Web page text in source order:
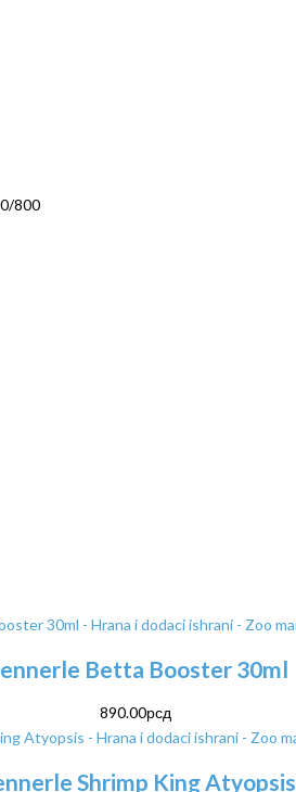
800
Betta Booster 30ml
890.00рсд
Shrimp King Atyopsis